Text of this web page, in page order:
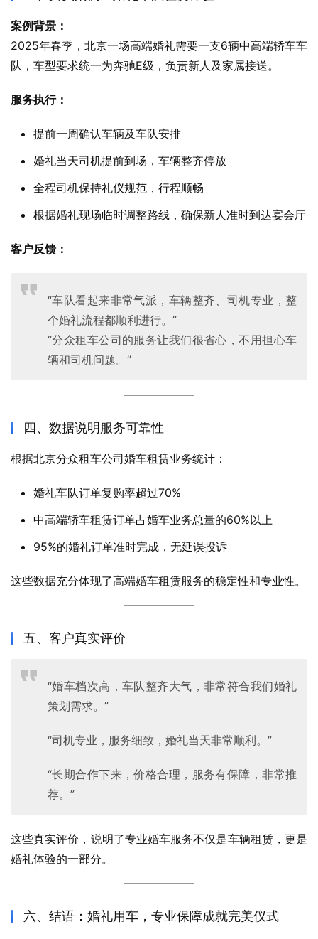
案例背景：
2025年春季，北京一场高端婚礼需要一支6辆中高端轿车车
队，车型要求统一为奔驰E级，负责新人及家属接送。
服务执行：
提前一周确认车辆及车队安排
婚礼当天司机提前到场，车辆整齐停放
全程司机保持礼仪规范，行程顺畅
根据婚礼现场临时调整路线，确保新人准时到达宴会厅
客户反馈：
“车队看起来非常气派，车辆整齐、司机专业，整
个婚礼流程都顺利进行。”
“分众租车公司的服务让我们很省心，不用担心车
辆和司机问题。”
四、数据说明服务可靠性
根据北京分众租车公司婚车租赁业务统计：
婚礼车队订单复购率超过70%
中高端轿车租赁订单占婚车业务总量的60%以上
95%的婚礼订单准时完成，无延误投诉
这些数据充分体现了高端婚车租赁服务的稳定性和专业性。
五、客户真实评价
“婚车档次高，车队整齐大气，非常符合我们婚礼
策划需求。”
“司机专业，服务细致，婚礼当天非常顺利。”
“长期合作下来，价格合理，服务有保障，非常推
荐。”
这些真实评价，说明了专业婚车服务不仅是车辆租赁，更是
婚礼体验的一部分。
六、结语：婚礼用车，专业保障成就完美仪式